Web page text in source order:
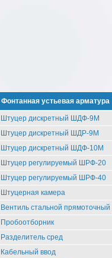
СЕРТИФИКАТЫ
Фонтанная устьевая арматура
Штуцер дискретный ШДФ-9М
Штуцер дискретный ШДР-9М
Штуцер дискретный ШДФ-10М
Штуцер регулируемый ШРФ-20
Штуцер регулируемый ШРФ-40
Штуцерная камера
Вентиль стальной
Пробоотборник
Разделитель сред
Кабельный ввод